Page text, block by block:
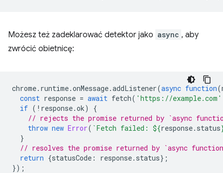
Możesz też zadeklarować detektor jako async , aby
zwrócić obietnicę:
chrome. runtime.onMessage.addListener(async function(
const response = await fetch( 'https://example.com'
if ( ! response.ok)
{
// rejects the promise returned by `async
throw new Error( `Fetch failed: ${response. status
}
// resolves the promise returned by `async
return {statusCode : response. status};
});